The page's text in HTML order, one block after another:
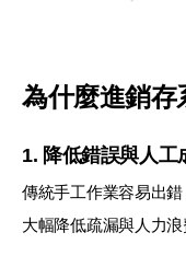
為什麼進銷存
1. 降低錯誤與人工
傳統手工作業容易出
大幅降低疏漏與人力浪